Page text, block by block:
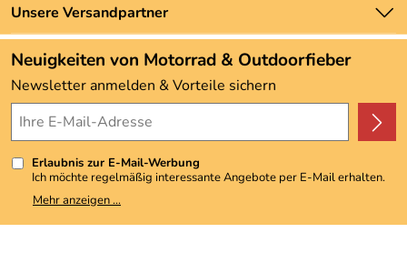
Zahlung und Versand
Neu
Angebote
Kundenbewertungen (3.492)
4,9/5*****
Unsere Versandpartner
Neuigkeiten von Motorrad & Outdoorfieber
Newsletter anmelden & Vorteile sichern
Erlaubnis zur E-Mail-Werbung
Ich möchte regelmäßig interessante Angebote per E-Mail erhalten.
Meine E-Mail-Adresse wird nicht an andere Unternehmen
weitergegeben. Zu statistischen Zwecken wird in anonymer Form
Mehr anzeigen ...